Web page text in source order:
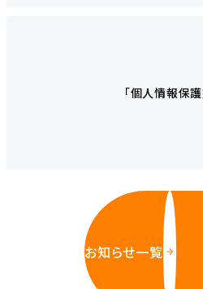
「個人情報保
お知らせ一覧